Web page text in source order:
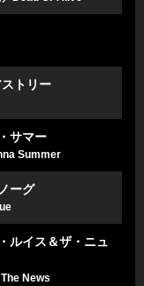
トリー
サマー
Summer
ーグ
ルイス＆ザ・ニュ
News